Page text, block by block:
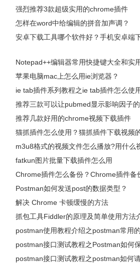
强烈推荐3款超级实用的chrome插件
怎样在word中给编辑的拼音加声调？
安卓下载工具哪个软件好？手机安卓端
Notepad++编辑器常用快捷键大全和实
苹果电脑mac上怎么用ie浏览器？
ie tab插件系列教程之ie tab插件怎么使
推荐三款可以让pubmed显示影响因子的
推荐几款好用的chrome视频下载插件
猫抓插件怎么使用？猫抓插件下载视频
m3u8格式的视频文件怎么播放?用什么
fatkun图片批量下载插件怎么用
Chrome插件怎么备份？Chrome插件备
Postman如何发送post的数据类型？
解决 Chrome 卡顿缓慢的方法
抓包工具Fiddler的原理及简单使用方法
postman使用教程介绍之postman常用
postman接口测试教程之Postman如何保
postman接口测试教程之postman如何请